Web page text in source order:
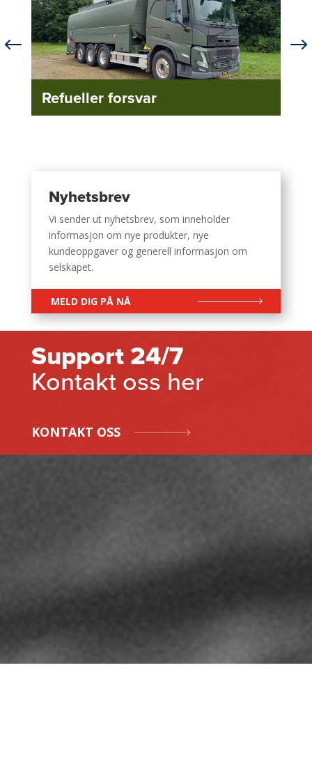
Refueller forsvar
# $
Nyhetsbrev
Vi sender ut nyhetsbrev, som inneholder
informasjon om nye produkter, nye
kundeoppgaver og generell informasjon om
selskapet.
MELD DIG PÅ NÅ
Support 24/7
Kontakt oss her
KONTAKT OSS